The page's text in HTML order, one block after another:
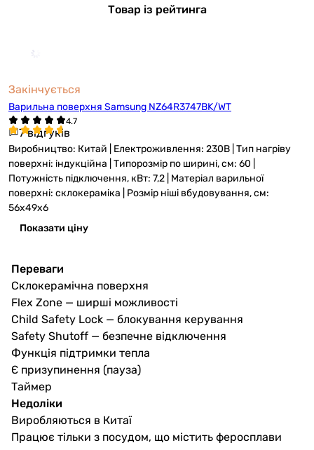
Товар із рейтинга
Закінчується
Варильна поверхня Samsung NZ64R3747BK/WT
7 відгуків
Виробництво: Китай | Електроживлення: 230В | Тип нагріву
поверхні: індукційна | Типорозмір по ширині, см: 60 |
Потужність підключення, кВт: 7,2 | Матеріал варильної
поверхні: склокераміка | Розмір ніші вбудовування, см:
56x49x6
Показати ціну
Переваги
Склокерамічна поверхня
Flex Zone — ширші можливості
Child Safety Lock — блокування керування
Safety Shutoff — безпечне відключення
Функція підтримки тепла
Є призупинення (пауза)
Таймер
Недоліки
Виробляються в Китаї
Працює тільки з посудом, що містить феросплави